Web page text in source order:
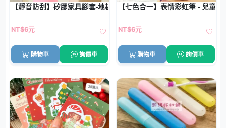
【靜音防刮】矽膠家具腳套-地板保護墊
NT$6元
購物車 詢價車
【七色合一】表情彩虹筆 - 兒童創
NT$6元
購物車 詢價車